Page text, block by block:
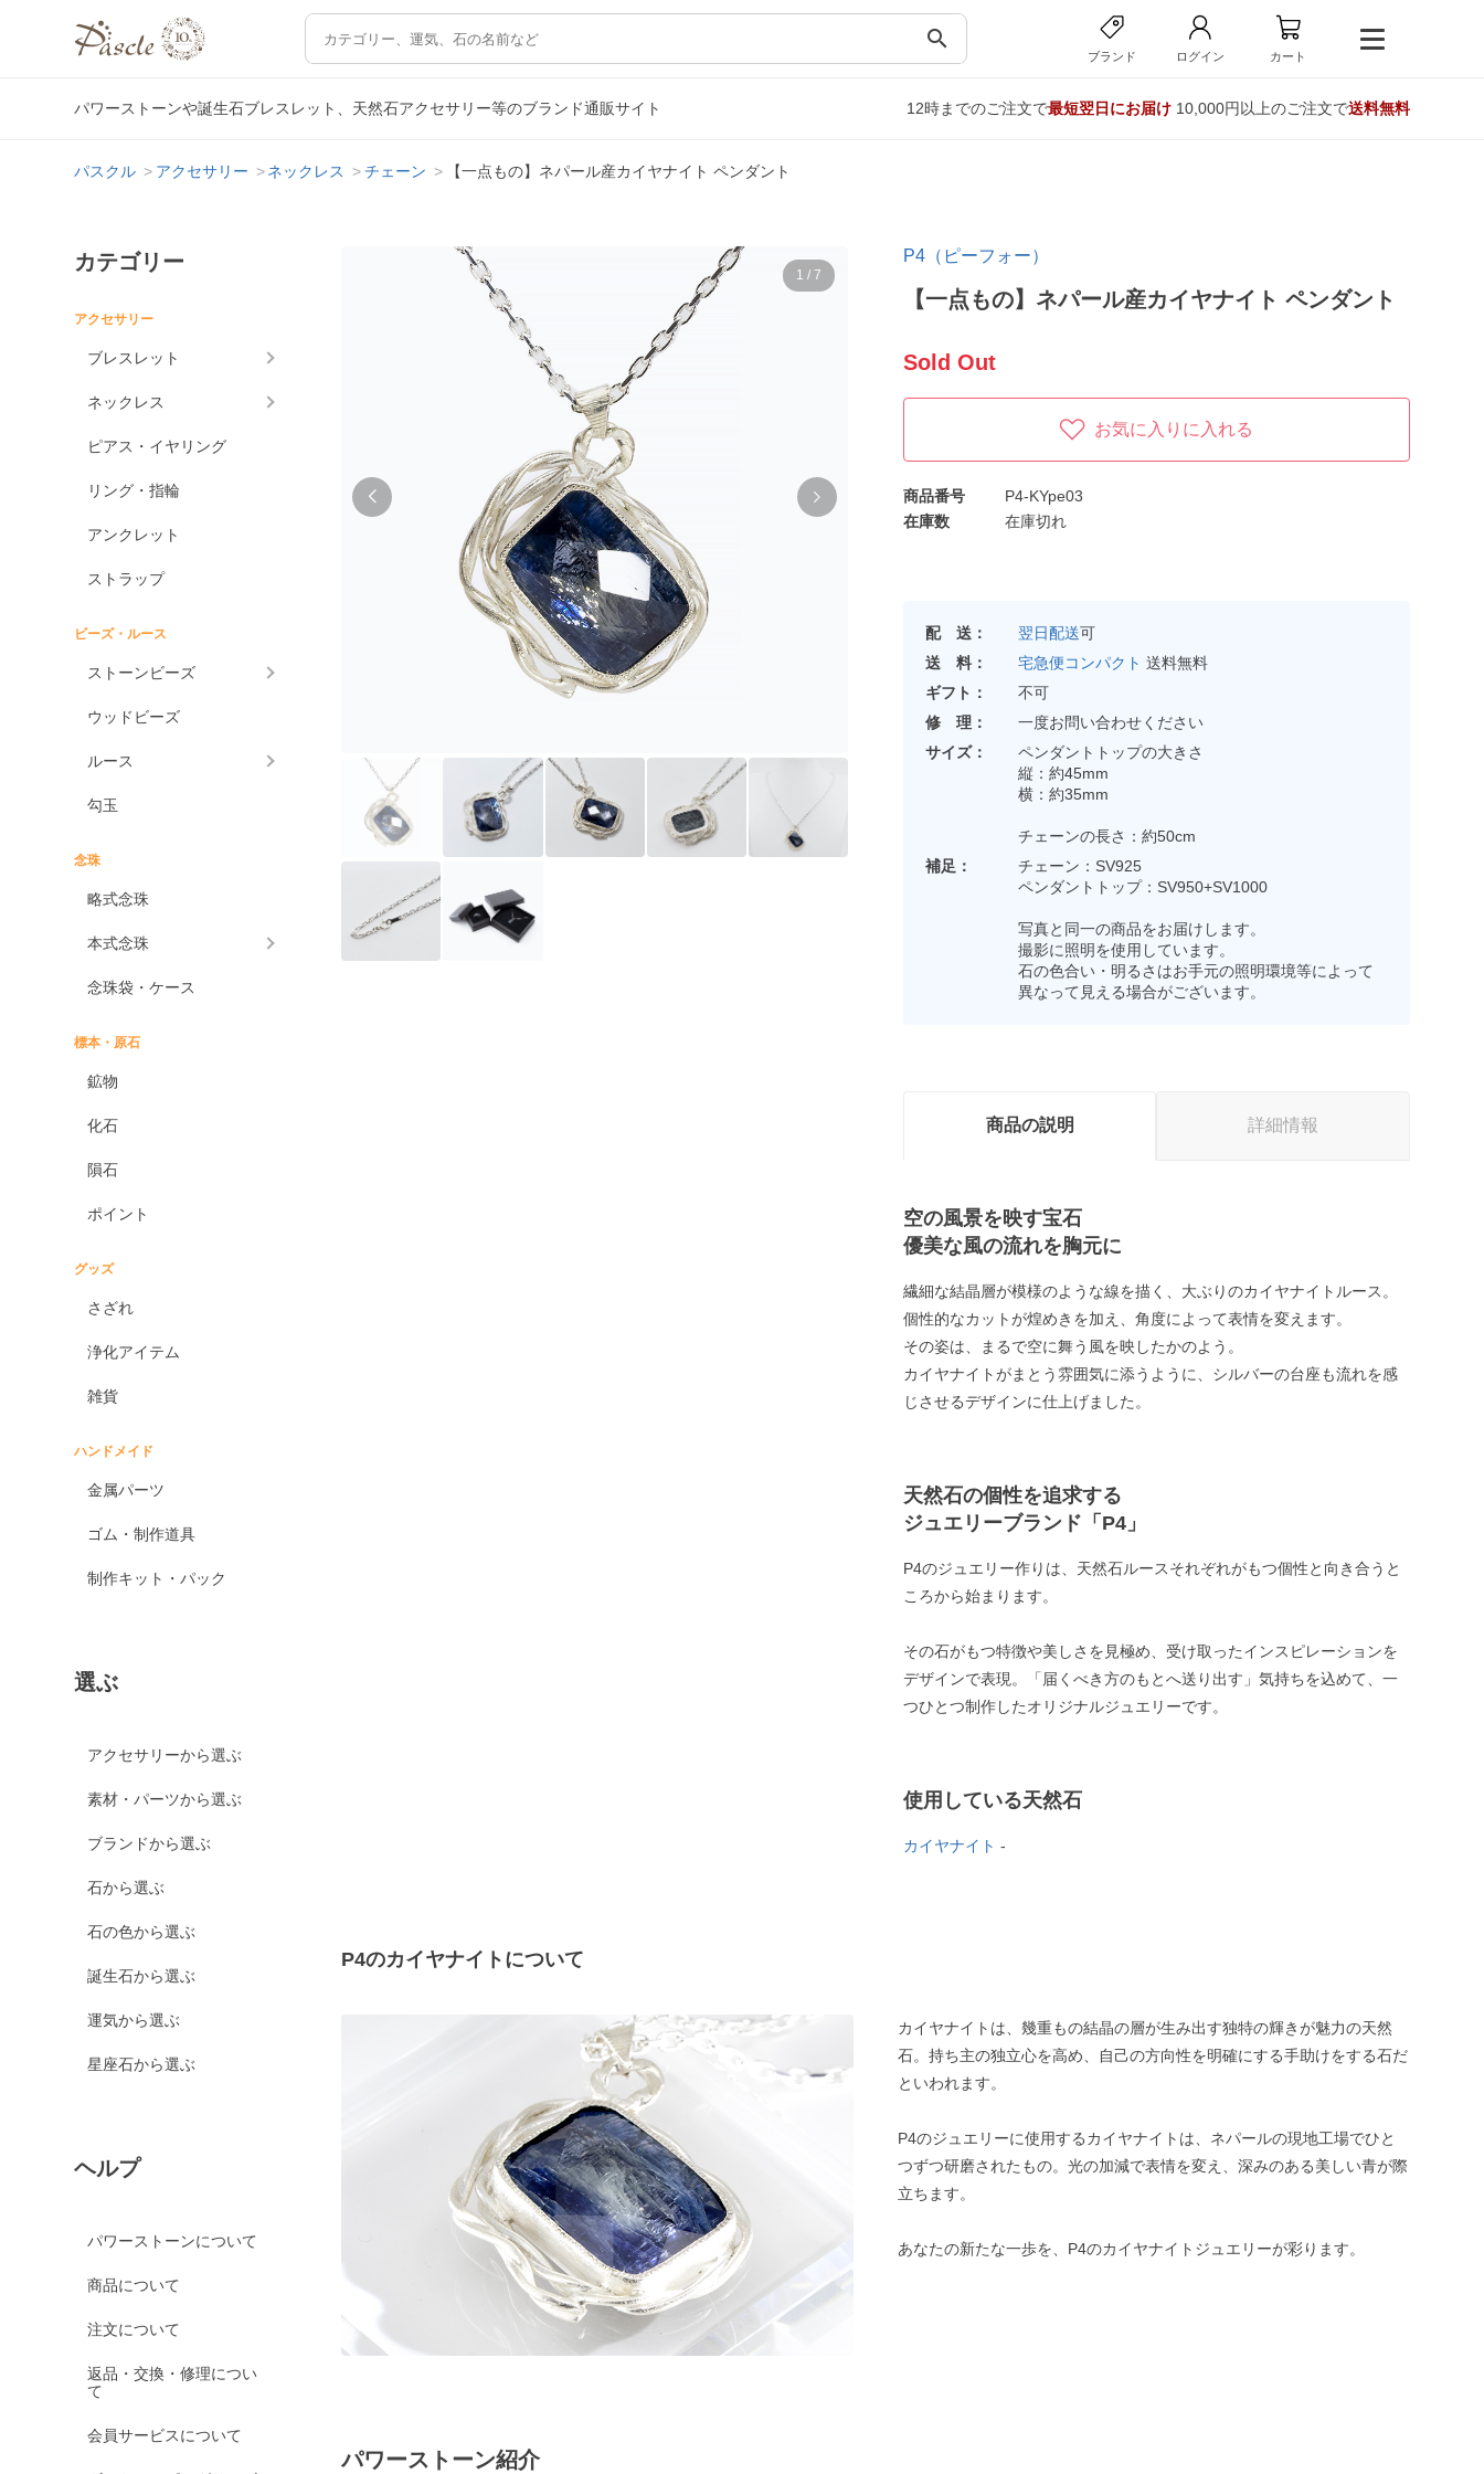
search
ブランド ログイン カート
パワーストーンや誕生石ブレスレット、天然石アクセサリー等のブランド通販サイト 12時までのご注文で最短翌日にお届け10,000円以上のご注文で送料無料
パスクル アクセサリー ネックレス チェーン 【一点もの】ネパール産カイヤナイト ペンダント
カテゴリー
アクセサリー
ブレスレット
ネックレス
ピアス・イヤリング
リング・指輪
アンクレット
ストラップ
ビーズ・ルース
ストーンビーズ
ウッドビーズ
ルース
勾玉
念珠
略式念珠
本式念珠
念珠袋・ケース
標本・原石
鉱物
化石
隕石
ポイント
グッズ
さざれ
浄化アイテム
雑貨
ハンドメイド
金属パーツ
ゴム・制作道具
制作キット・パック
選ぶ
アクセサリーから選ぶ
素材・パーツから選ぶ
ブランドから選ぶ
石から選ぶ
石の色から選ぶ
誕生石から選ぶ
運気から選ぶ
星座石から選ぶ
ヘルプ
パワーストーンについて
商品について
注文について
返品・交換・修理につい
て
会員サービスについて
1 / 7
P4（ピーフォー）
【一点もの】ネパール産カイヤナイト ペンダント
Sold Out
お気に入りに入れる
商品番号
P4-KYpe03
在庫数
在庫切れ
配 送： 翌日配送可
送 料：
宅急便コンパクト 送料無料
ギフト：
不可
修 理：
一度お問い合わせください
サイズ：
ペンダントトップの大きさ
縦：約45mm
横：約35mm
チェーンの長さ：約50cm
補足：
チェーン：SV925
ペンダントトップ：SV950+SV1000
写真と同一の商品をお届けします。
撮影に照明を使用しています。
石の色合い・明るさはお手元の照明環境等によって
異なって見える場合がございます。
商品の説明 詳細情報
空の風景を映す宝石
優美な風の流れを胸元に
繊細な結晶層が模様のような線を描く、大ぶりのカイヤナイトルース。
個性的なカットが煌めきを加え、角度によって表情を変えます。
その姿は、まるで空に舞う風を映したかのよう。
カイヤナイトがまとう雰囲気に添うように、シルバーの台座も流れを感
じさせるデザインに仕上げました。
天然石の個性を追求する
ジュエリーブランド「P4」
P4のジュエリー作りは、天然石ルースそれぞれがもつ個性と向き合うと
ころから始まります。
その石がもつ特徴や美しさを見極め、受け取ったインスピレーションを
デザインで表現。「届くべき方のもとへ送り出す」気持ちを込めて、一
つひとつ制作したオリジナルジュエリーです。
使用している天然石
カイヤナイト -
P4のカイヤナイトについて
カイヤナイトは、幾重もの結晶の層が生み出す独特の輝きが魅力の天然
石。持ち主の独立心を高め、自己の方向性を明確にする手助けをする石だ
といわれます。
P4のジュエリーに使用するカイヤナイトは、ネパールの現地工場でひと
つずつ研磨されたもの。光の加減で表情を変え、深みのある美しい青が際
立ちます。
あなたの新たな一歩を、P4のカイヤナイトジュエリーが彩ります。
パワーストーン紹介